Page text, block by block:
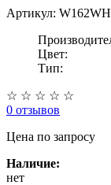
Артикул: W162WH
Цвет:
Тип:
☆ ☆ ☆ ☆ ☆
0 отзывов
Цена по запросу
Наличие:
нет